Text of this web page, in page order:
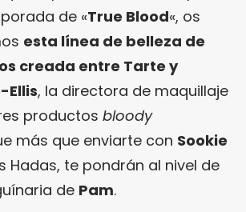
de «True Blood«, os
esta línea de belleza de
creada entre Tarte y
Ellis, la directora de maquillaje
productos bloody
más que enviarte con Sookie
Hadas, te pondrán al nivel de
de Pam.